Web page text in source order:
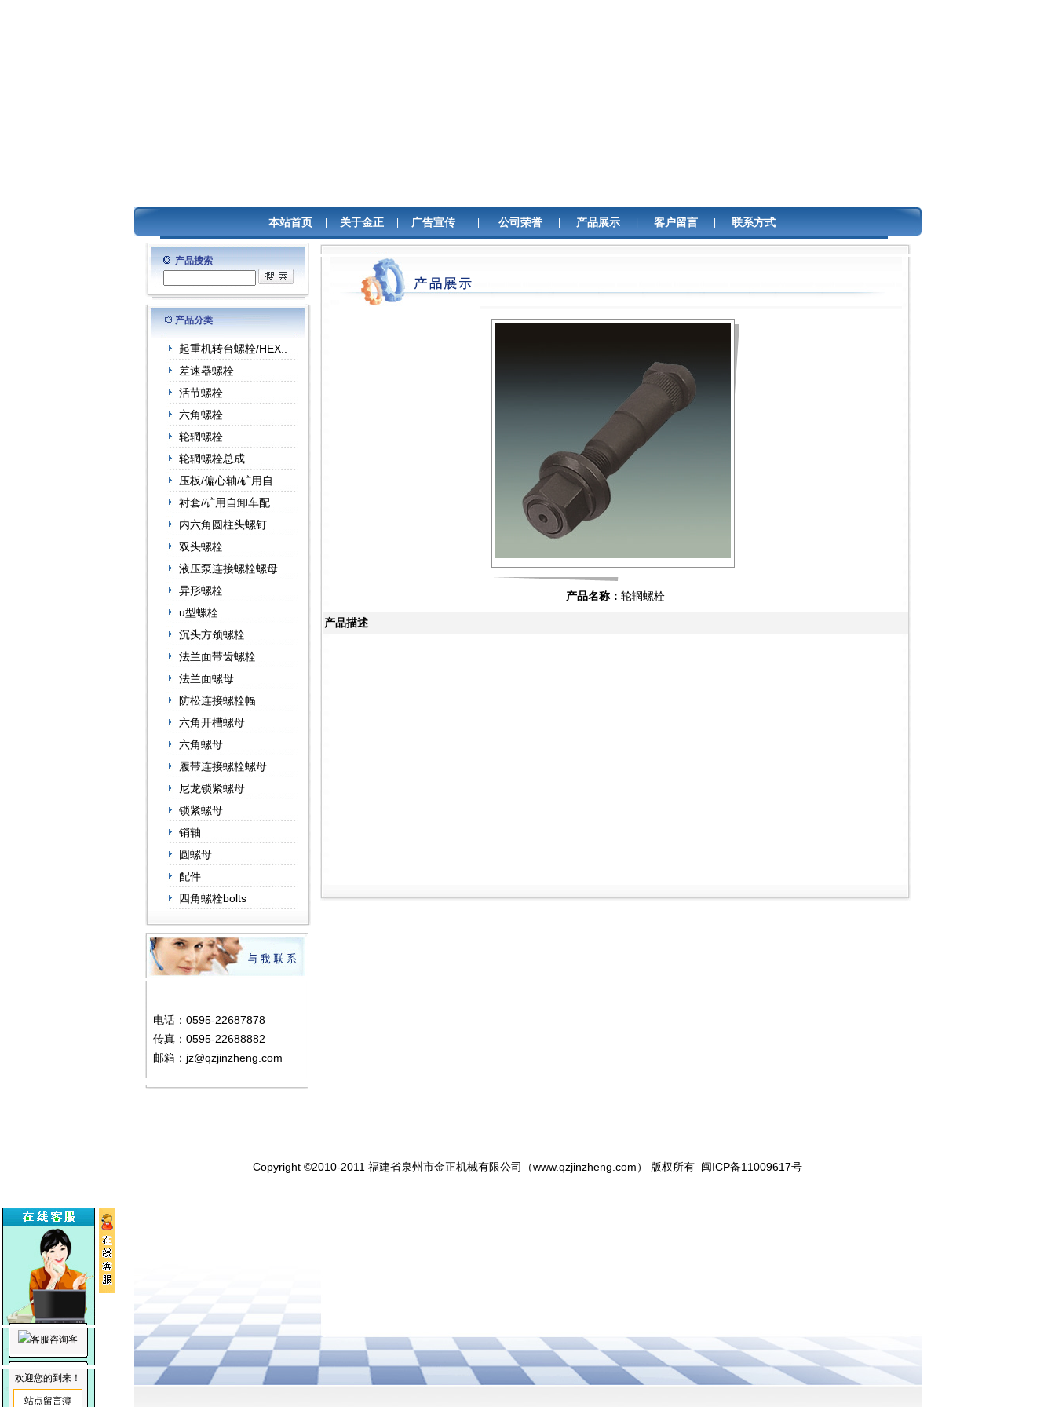
本站首页 关于金正 广告宣传 公司荣誉 产品展示 客户留言 联系方式
产品搜索
产品分类
起重机转台螺栓/HEX..
差速器螺栓
活节螺栓
六角螺栓
轮辋螺栓
轮辋螺栓总成
压板/偏心轴/矿用自..
衬套/矿用自卸车配..
内六角圆柱头螺钉
双头螺栓
液压泵连接螺栓螺母
异形螺栓
u型螺栓
沉头方颈螺栓
法兰面带齿螺栓
法兰面螺母
防松连接螺栓幅
六角开槽螺母
六角螺母
履带连接螺栓螺母
尼龙锁紧螺母
锁紧螺母
销轴
圆螺母
配件
四角螺栓bolts
电话：0595-22687878
传真：0595-22688882
邮箱：jz@qzjinzheng.com
产品名称： 轮辋螺栓
产品描述
Copyright ©2010-2011 福建省泉州市金正机械有限公司（www.qzjinzheng.com） 版权所有 闽ICP备11009617号
客
服咨询
欢迎您的到来！
站点留言簿